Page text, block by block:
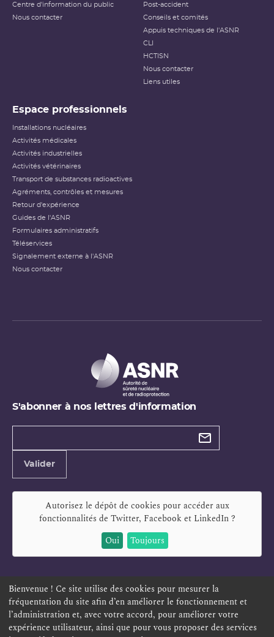
Centre d'information du public
Nous contacter
Post-accident
Conseils et comités
Appuis techniques de l'ASNR
CLI
HCTISN
Nous contacter
Liens utiles
Espace professionnels
Installations nucléaires
Activités médicales
Activités industrielles
Activités vétérinaires
Transport de substances radioactives
Agréments, contrôles et mesures
Retour d'expérience
Guides de l'ASNR
Formulaires administratifs
Téléservices
Signalement externe à l'ASNR
Nous contacter
S'abonner à nos lettres d'information
Types de
Valider
Autorisez le dépôt de cookies pour accéder aux
fonctionnalités de Twitter, Facebook et LinkedIn?
Oui
Toujours
ESPACE PERSONNEL OFFRES D'EMPLOI SIGNALEMENT
TÉLÉSERVICES PLAN DU SITE
Bienvenue ! Ce site utilise des cookies pour mesurer la
fréquentation du site afin d’en améliorer le fonctionnement et
l’administration et, avec votre accord, pour améliorer votre
expérience utilisateur, ainsi que pour vous proposer des services